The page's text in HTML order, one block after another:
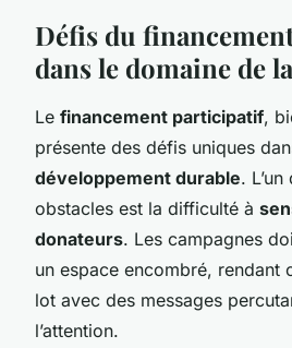
Défis du
dans le domaine de
Le financement participatif,
présente des défis uniques
développement durable.
obstacles est la difficulté à
donateurs. Les campagnes
un espace encombré, rendant
lot avec des messages
l’attention.